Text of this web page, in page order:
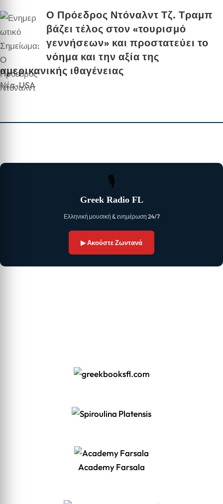
Ο Πρόεδρος Ντόναλντ Τζ. Τραμπ
βάζει τέλος στον «τουρισμό
γεννήσεων» και προστατεύει το
νόημα και την αξία της
αμερικανικής ιθαγένειας
Νέα-USA
🎙
Greek Radio FL
Ελληνική μουσική & ενημέρωση 24/7
▶ Ακούστε Ζωντανά
Academy Farsala